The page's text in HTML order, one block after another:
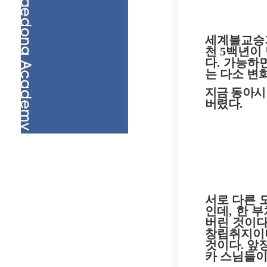
세계불교
천5백년이
다. 가능하
는 다소 변
지금 동아
버렸다.
서로 다른
인데 , 한 부
버린 것이
창립취지
것이다. 앞
카 스님들